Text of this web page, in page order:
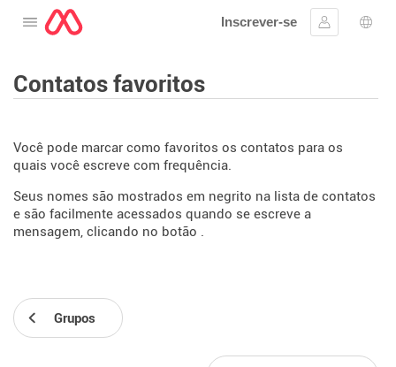
Abra o cardápio
Inscrever-se
Assinar em
Contatos favoritos
Você pode marcar como favoritos os contatos para os
quais você escreve com frequência.
Seus nomes são mostrados em negrito na lista de contatos
e são facilmente acessados quando se escreve a
mensagem, clicando no botão .
Grupos